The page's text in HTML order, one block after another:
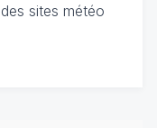
sites météo